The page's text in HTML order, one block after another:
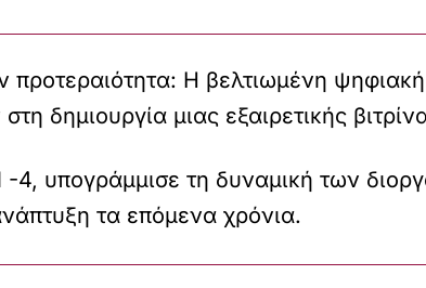
Η βελτιωμένη
μιας εξαιρετικής
-4, υπογράμμισε τη δυναμική των
τα επόμενα χρόνια.